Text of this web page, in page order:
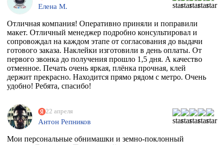
Елена М.
Отличная компания! Оперативно приняли и поправили
макет. Отличный менеджер подробно консультировал и
сопровождал на каждом этапе от согласования до выдачи
готового заказа. Наклейки изготовили в день оплаты. От
первого звонка до получения прошло 1,5 дня. А качество
отменное. Печать очень яркая, плёнка прочная, клей
держит прекрасно. Находится прямо рядом с метро. Очень
удобно! Ребята, спасибо!
22 апреля
Антон Репников
Мои персональные обнимашки и земно-поклонный